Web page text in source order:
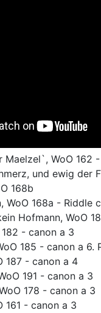
Maelzel`, WoO 162
und ewig der
168b
WoO 168a - Riddle
Hofmann, WoO
182 - canon a 3
185 - canon a 6.
187 - canon a 4
191 - canon a 3
178 - canon a 3
161 - canon a 3